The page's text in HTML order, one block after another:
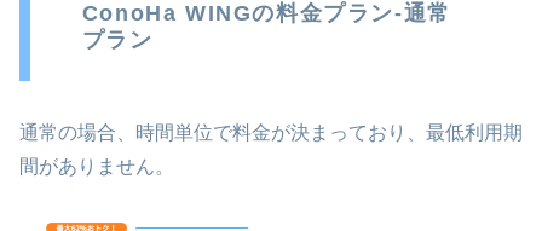
ConoHa WINGの料金プラン-通常
プラン
通常の場合、時間単位で料金が決まっており、最低利用期
間がありません。